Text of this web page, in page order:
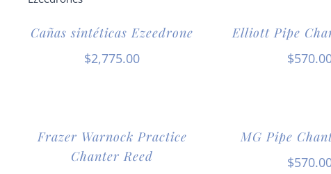
Cañas sintéticas Ezeedrone
$2,775.00
Elliott Pipe
$
Frazer Warnock Practice
Chanter Reed
MG Pipe
$